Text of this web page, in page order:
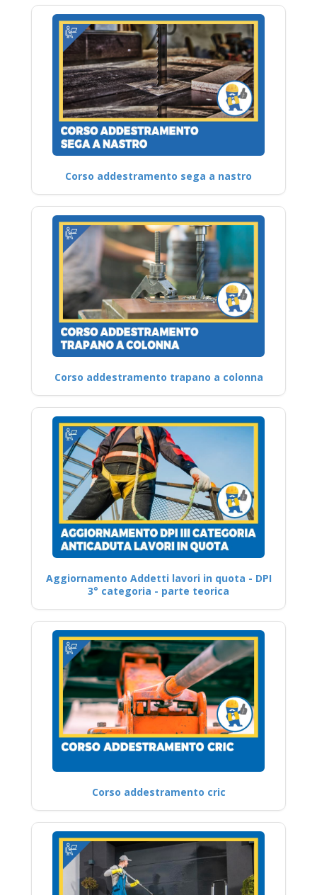
Corso addestramento sega a nastro
Corso addestramento trapano a colonna
Aggiornamento Addetti lavori in quota - DPI
3° categoria - parte teorica
Corso addestramento cric